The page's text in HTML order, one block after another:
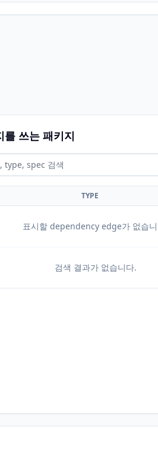
를 쓰는 패키지
TYPE
표시할 dependency edge가 없습
검색 결과가 없습니다.